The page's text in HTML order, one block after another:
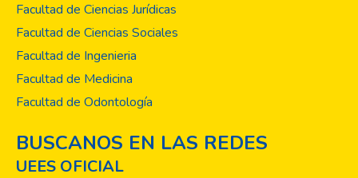
Facultad de Ciencias Jurídicas
Facultad de Ciencias Sociales
Facultad de Ingenieria
Facultad de Medicina
Facultad de Odontología
BUSCANOS EN LAS REDES
UEES OFICIAL